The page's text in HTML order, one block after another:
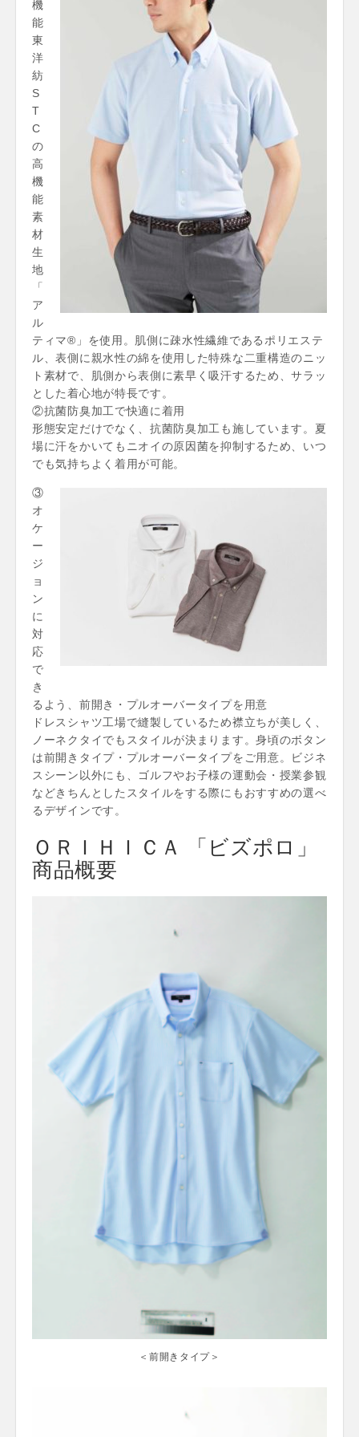
機
能
東
洋
紡
S
T
C
の
高
機
能
素
材
生
地
「
ア
ル
ティマ®」を使用。肌側に疎水性繊維であるポリエステ
ル、表側に親水性の綿を使用した特殊な二重構造のニッ
ト素材で、肌側から表側に素早く吸汗するため、サラッ
とした着心地が特長です。
②抗菌防臭加工で快適に着用
形態安定だけでなく、抗菌防臭加工も施しています。夏
場に汗をかいてもニオイの原因菌を抑制するため、いつ
でも気持ちよく着用が可能。
③
オ
ケ
ー
ジ
ョ
ン
に
対
応
で
き
るよう、前開き・プルオーバータイプを用意
ドレスシャツ工場で縫製しているため襟立ちが美しく、
ノーネクタイでもスタイルが決まります。身頃のボタン
は前開きタイプ・プルオーバータイプをご用意。ビジネ
スシーン以外にも、ゴルフやお子様の運動会・授業参観
などきちんとしたスタイルをする際にもおすすめの選べ
るデザインです。
ＯＲＩＨＩＣＡ 「ビズポロ」
商品概要
＜前開きタイプ＞